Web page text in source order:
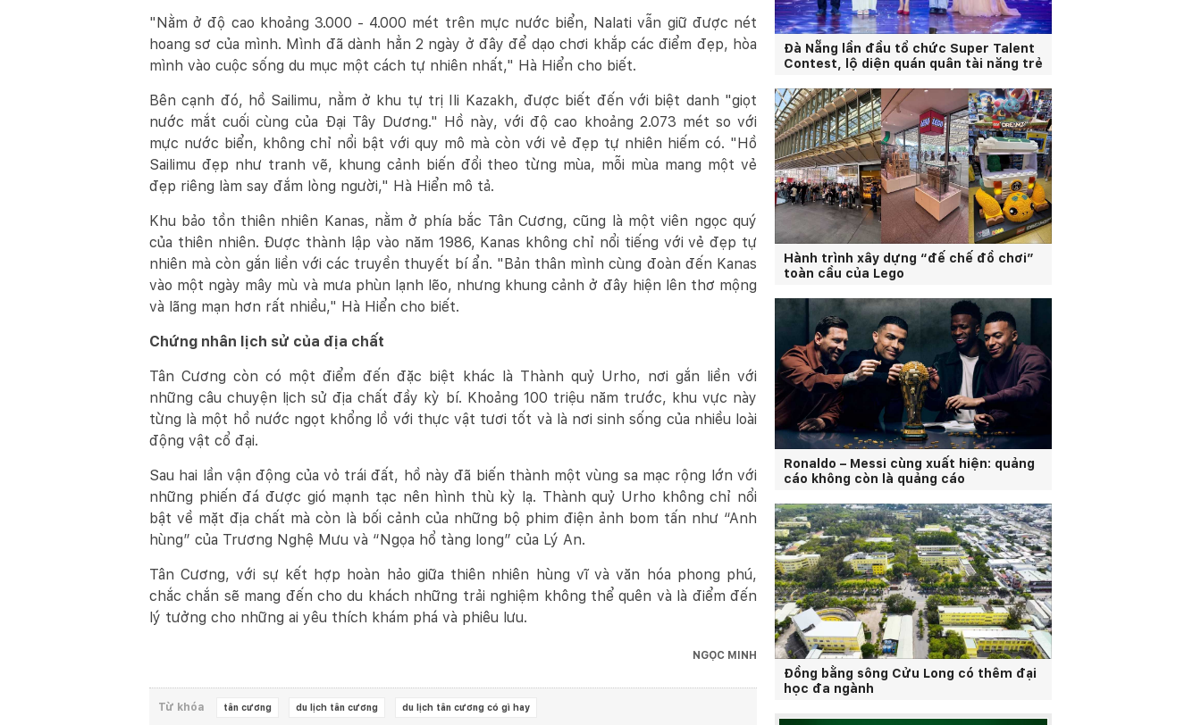
"Nằm ở độ cao khoảng 3.000 - 4.000 mét trên mực nước biển, Nalati vẫn giữ được nét
hoang sơ của mình. Mình đã dành hẳn 2 ngày ở đây để dạo chơi khắp các điểm đẹp, hòa
mình vào cuộc sống du mục một cách tự nhiên nhất," Hà Hiển cho biết.
Bên cạnh đó, hồ Sailimu, nằm ở khu tự trị Ili Kazakh, được biết đến với biệt danh "giọt
nước mắt cuối cùng của Đại Tây Dương." Hồ này, với độ cao khoảng 2.073 mét so với
mực nước biển, không chỉ nổi bật với quy mô mà còn với vẻ đẹp tự nhiên hiếm có. "Hồ
Sailimu đẹp như tranh vẽ, khung cảnh biến đổi theo từng mùa, mỗi mùa mang một vẻ
đẹp riêng làm say đắm lòng người," Hà Hiển mô tả.
Khu bảo tồn thiên nhiên Kanas, nằm ở phía bắc Tân Cương, cũng là một viên ngọc quý
của thiên nhiên. Được thành lập vào năm 1986, Kanas không chỉ nổi tiếng với vẻ đẹp tự
nhiên mà còn gắn liền với các truyền thuyết bí ẩn. "Bản thân mình cùng đoàn đến Kanas
vào một ngày mây mù và mưa phùn lạnh lẽo, nhưng khung cảnh ở đây hiện lên thơ mộng
và lãng mạn hơn rất nhiều," Hà Hiển cho biết.
Chứng nhân lịch sử của địa chất
Tân Cương còn có một điểm đến đặc biệt khác là Thành quỷ Urho, nơi gắn liền với
những câu chuyện lịch sử địa chất đầy kỳ bí. Khoảng 100 triệu năm trước, khu vực này
từng là một hồ nước ngọt khổng lồ với thực vật tươi tốt và là nơi sinh sống của nhiều loài
động vật cổ đại.
Sau hai lần vận động của vỏ trái đất, hồ này đã biến thành một vùng sa mạc rộng lớn với
những phiến đá được gió mạnh tạc nên hình thù kỳ lạ. Thành quỷ Urho không chỉ nổi
bật về mặt địa chất mà còn là bối cảnh của những bộ phim điện ảnh bom tấn như “Anh
hùng” của Trương Nghệ Mưu và “Ngọa hổ tàng long” của Lý An.
Tân Cương, với sự kết hợp hoàn hảo giữa thiên nhiên hùng vĩ và văn hóa phong phú,
chắc chắn sẽ mang đến cho du khách những trải nghiệm không thể quên và là điểm đến
lý tưởng cho những ai yêu thích khám phá và phiêu lưu.
NGỌC MINH
Từ khóa tân cương du lịch tân cương du lịch tân cương có gì hay
Đà Nẵng lần đầu tổ chức Super Talent
Contest, lộ diện quán quân tài năng trẻ
Hành trình xây dựng “đế chế đồ chơi”
toàn cầu của Lego
Ronaldo – Messi cùng xuất hiện: quảng
cáo không còn là quảng cáo
Đồng bằng sông Cửu Long có thêm đại
học đa ngành